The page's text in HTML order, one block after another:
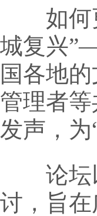
如何更
城复兴
国各地
管理者
发声，
论坛以
讨，旨